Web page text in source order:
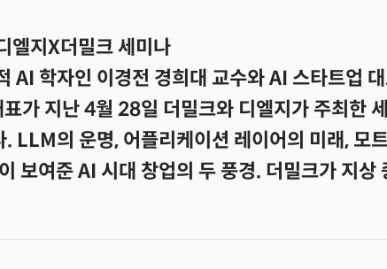
엘지X더밀크 세미나
AI 학자인 이경전 경희대 교수와 AI 스타트업 대
가 지난 4월 28일 더밀크와 디엘지가 주최한
. LLM의 운명, 어플리케이션 레이어의 미래, 모
보여준 AI 시대 창업의 두 풍경. 더밀크가 지상